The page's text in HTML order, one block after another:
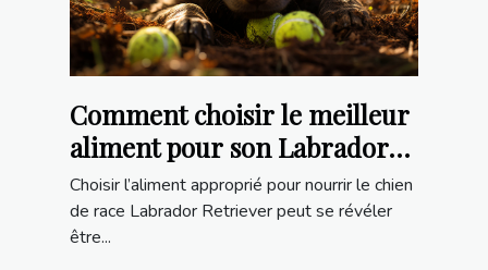
Comment choisir le meilleur
aliment pour son Labrador
Retriever ?
Choisir l’aliment approprié pour nourrir le chien
de race Labrador Retriever peut se révéler
être...